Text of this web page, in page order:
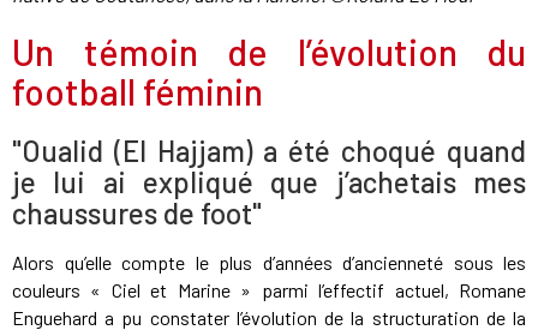
Un témoin de l’évolution du
football féminin
"Oualid (El Hajjam) a été choqué quand
je lui ai expliqué que j’achetais mes
chaussures de foot"
Alors qu’elle compte le plus d’années d’ancienneté sous les
couleurs « Ciel et Marine » parmi l’effectif actuel, Romane
Enguehard a pu constater l’évolution de la structuration de la